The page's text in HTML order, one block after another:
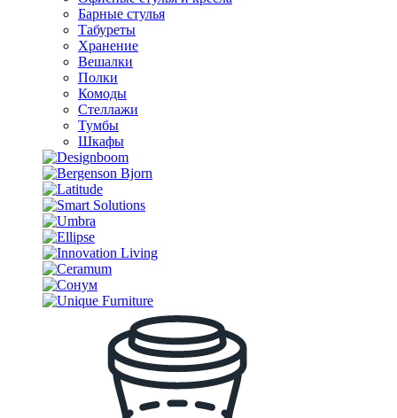
Барные стулья
Табуреты
Хранение
Вешалки
Полки
Комоды
Стеллажи
Тумбы
Шкафы